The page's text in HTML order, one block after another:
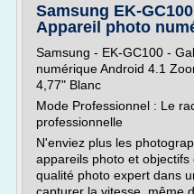
Samsung EK-
Appareil photo
Samsung - EK-GC100 -
numérique Android 4.1
4,77" Blanc
Mode Professionnel : Le
professionnelle
N'enviez plus les
appareils photo et
qualité photo expert dans